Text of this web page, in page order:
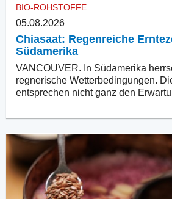
BIO-ROHSTOFFE
05.08.2026
Chiasaat: Regenreiche
Südamerika
VANCOUVER. In Südamerika
regnerische Wetterbedingungen.
entsprechen nicht ganz den